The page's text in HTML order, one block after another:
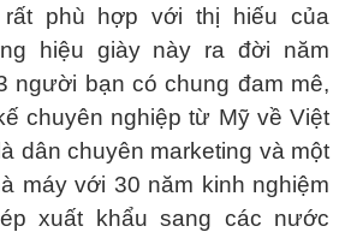
phù hợp với thị hiếu của
hiệu giày này ra đời năm
người bạn có chung đam mê,
chuyên nghiệp từ Mỹ về Việt
dân chuyên marketing và một
máy với 30 năm kinh nghiệm
xuất khẩu sang các nước